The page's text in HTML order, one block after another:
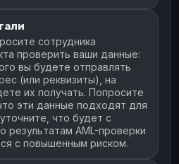
сотрудника
проверить ваши данные:
вы будете отправлять
(или реквизиты), на
их получать. Попросите
эти данные подходят для
что будет с
результатам AML-проверки
с повышенным риском.